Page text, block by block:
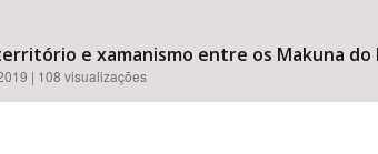
e xamanismo entre os Makuna do
| 108 visualizações